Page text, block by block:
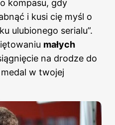
kompasu, gdy
i kusi cię myśl o
ulubionego serialu”.
małych
na drodze do
w twojej